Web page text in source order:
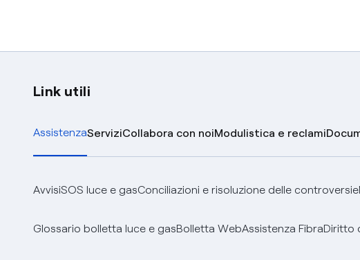
Link utili
AssistenzaServiziCollabora con noiModulistica e reclami
AvvisiSOS luce e gasConciliazioni e risoluzione delle controversie
Glossario bolletta luce e gasBolletta WebAssistenza FibraDiritto